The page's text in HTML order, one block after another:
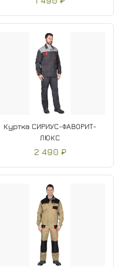
Куртка СИРИУС-ФАВОРИТ-
ЛЮКС
2 490 ₽